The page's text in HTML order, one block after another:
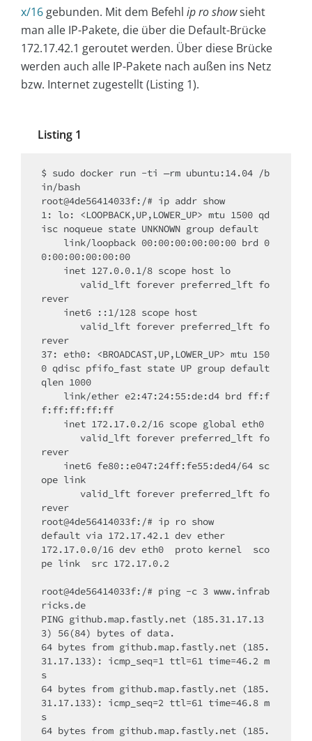
x/16 gebunden. Mit dem Befehl ip ro showsieht
man alle IP-Pakete, die über die Default-Brücke
172.17.42.1 geroutet werden. Über diese Brücke
werden auch alle IP-Pakete nach außen ins Netz
bzw. Internet zugestellt (Listing 1).
Listing 1
$ sudo docker run -ti —rm ubuntu:14.04 /b
in/bash
root@4de56414033f:/# ip addr show
1: lo: <LOOPBACK,UP,LOWER_UP> mtu 1500 qd
isc noqueue state UNKNOWN group default
0:00:00:00:00:00
rever
rever
37: eth0: <BROADCAST,UP,LOWER_UP> mtu 150
0 qdisc pfifo_fast state UP group default
qlen 1000
f:ff:ff:ff:ff
rever
ope link
rever
root@4de56414033f:/# ip ro show
default via 172.17.42.1 dev ether
172.17.0.0/16 dev eth0  proto kernel  sco
pe link  src 172.17.0.2
root@4de56414033f:/# ping -c 3 www.infrab
ricks.de
PING github.map.fastly.net (185.31.17.13
3) 56(84) bytes of data.
64 bytes from github.map.fastly.net (185.
31.17.133): icmp_seq=1 ttl=61 time=46.2 m
s
64 bytes from github.map.fastly.net (185.
31.17.133): icmp_seq=2 ttl=61 time=46.8 m
s
64 bytes from github.map.fastly.net (185.